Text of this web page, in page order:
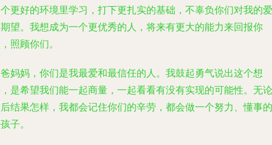
更好的环境里学习，打下更扎实的基础，不辜负你们对我的爱
望。我想成为一个更优秀的人，将来有更大的能力来回报你
照顾你们。
妈妈，你们是我最爱和最信任的人。我鼓起勇气说出这个想
是希望我们能一起商量，一起看看有没有实现的可能性。无论
结果怎样，我都会记住你们的辛劳，都会做一个努力、懂事的
子。